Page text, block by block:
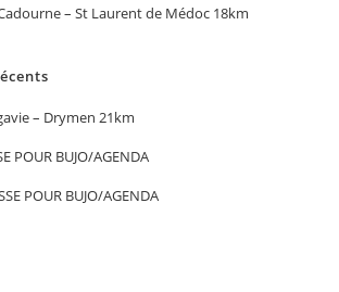
– St Laurent de Médoc 18km
– Drymen 21km
POUR BUJO/AGENDA
POUR BUJO/AGENDA